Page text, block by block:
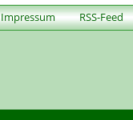
Impressum RSS-Feed